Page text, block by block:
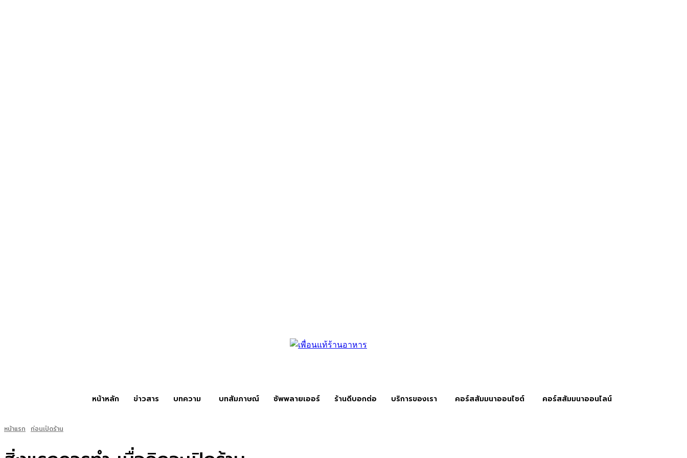
หน้าหลัก ข่าวสาร บทความ บทสัมภาษณ์ ซัพพลายเออร์ ร้านดีบอกต่อ บริการของเรา คอร์สสัมมนาออนไซต์ คอร์สสัมมนาออนไลน์
หน้าแรก ก่อนเปิดร้าน